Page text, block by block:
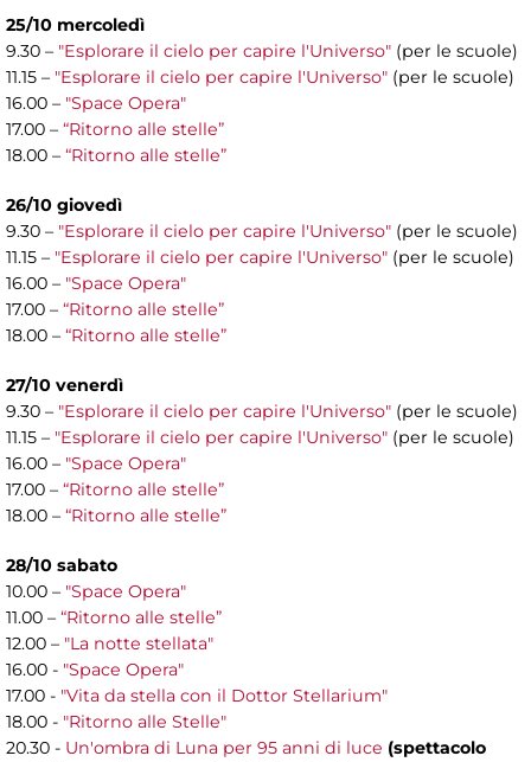
25/10 mercoledì
9.30 – "Esplorare il cielo per capire l'Universo" (per le scuole)
11.15 – "Esplorare il cielo per capire l'Universo" (per le scuole)
16.00 – "Space Opera"
17.00 – “Ritorno alle stelle”
18.00 – “Ritorno alle stelle”
26/10 giovedì
9.30 – "Esplorare il cielo per capire l'Universo" (per le scuole)
11.15 – "Esplorare il cielo per capire l'Universo" (per le scuole)
16.00 – "Space Opera"
17.00 – “Ritorno alle stelle”
18.00 – “Ritorno alle stelle”
27/10 venerdì
9.30 – "Esplorare il cielo per capire l'Universo" (per le scuole)
11.15 – "Esplorare il cielo per capire l'Universo" (per le scuole)
16.00 – "Space Opera"
17.00 – “Ritorno alle stelle”
18.00 – “Ritorno alle stelle”
28/10 sabato
10.00 – "Space Opera"
11.00 – “Ritorno alle stelle”
12.00 – "La notte stellata"
16.00 - "Space Opera"
17.00 - "Vita da stella con il Dottor Stellarium"
18.00 - "Ritorno alle Stelle"
20.30 - Un'ombra di Luna per 95 anni di luce (spettacolo